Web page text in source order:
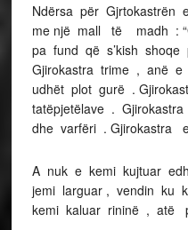
Ndërsa për
me një mall të madh :
pa fund që s’kish
Gjirokastra trime , anë
udhët plot gurë .
tatëpjetëlave .
dhe varfëri . Gjirokastra
A nuk e kemi kujtuar
jemi larguar , vendin ku
kemi kaluar rininë ,